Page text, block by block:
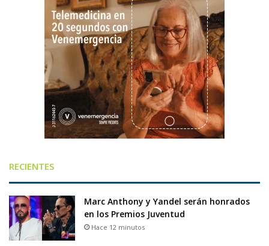
RECIENTES
Marc Anthony y Yandel serán honrados
en los Premios Juventud
Hace 12 minutos